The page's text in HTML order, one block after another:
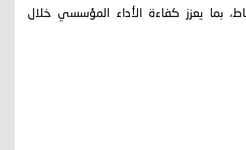
بما يعزز كفاءة الأداء المؤسسي خلال